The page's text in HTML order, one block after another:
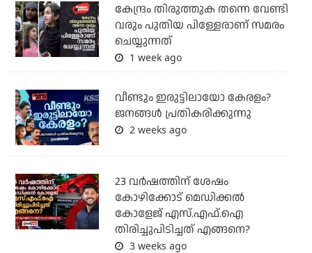
കേന്ദ്രം തിരുത്തുക തന്നെ വേണ്ടി
വരും പുതിയ പിള്ളേരാണ് സമരം
ചെയ്യുന്നത്
1 week ago
വീണ്ടും ഇരുട്ടിലായോ കേരളം?
ജനങ്ങൾ പ്രതികരിക്കുന്നു
2 weeks ago
23 വർഷത്തിന് ശേഷം
കോഴിക്കോട് മെഡിക്കൽ
കോളേജ് എസ്.എഫ്.ഐ
തിരിച്ചുപിടിച്ചത് എങ്ങനെ?
3 weeks ago